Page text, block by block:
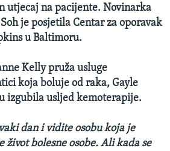
utjecaj na pacijente. Novinarka
je posjetila Centar za oporavak
u Baltimoru.
Kelly pruža usluge
koja boluje od raka, Gayle
izgubila usljed kemoterapije.
dan i vidite osobu koja je
život bolesne osobe. Ali kada se